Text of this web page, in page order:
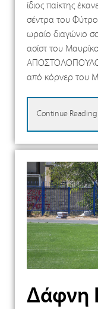
ίδιος παίκτης
σέντρα του
ωραίο διαγώνιο
ασίστ του
από κόρνερ του
Continue Reading
Δάφνη